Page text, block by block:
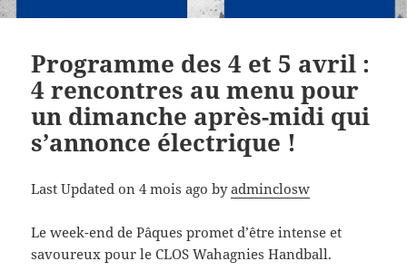
Programme des 4 et 5 avril :
4 rencontres au menu pour
un dimanche après-midi qui
s’annonce électrique !
Last Updated on 4 mois ago byadminclosw
Le week-end de Pâques promet d’être intense et
savoureux pour le CLOS Wahagnies Handball.